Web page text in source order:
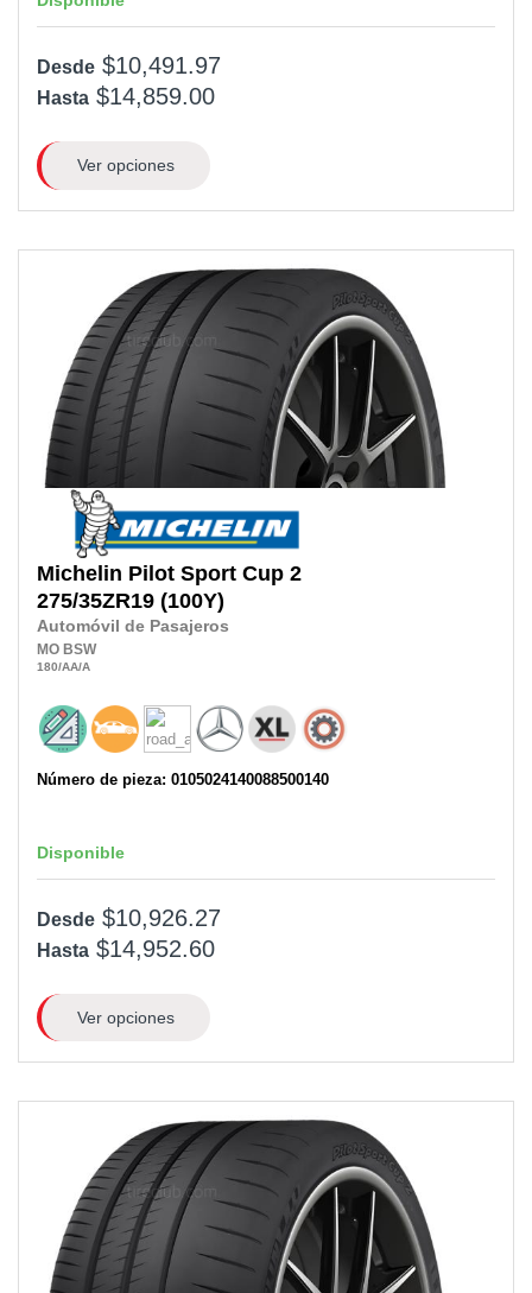
Desde $10,491.97
Hasta $14,859.00
Ver opciones
Michelin Pilot Sport Cup 2
275/35ZR19 (100Y)
Automóvil de Pasajeros
MO BSW
180/AA/A
Número de pieza: 0105024140088500140
Disponible
Desde $10,926.27
Hasta $14,952.60
Ver opciones